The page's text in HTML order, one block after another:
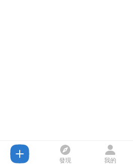
發現 我的